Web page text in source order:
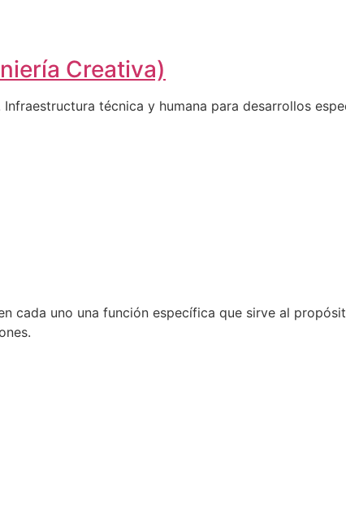
Creativa)
Infraestructura técnica y humana para desarrollos
cada uno una función específica que sirve al